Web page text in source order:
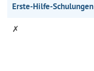
Erste-Hilfe-Schulungen
✗